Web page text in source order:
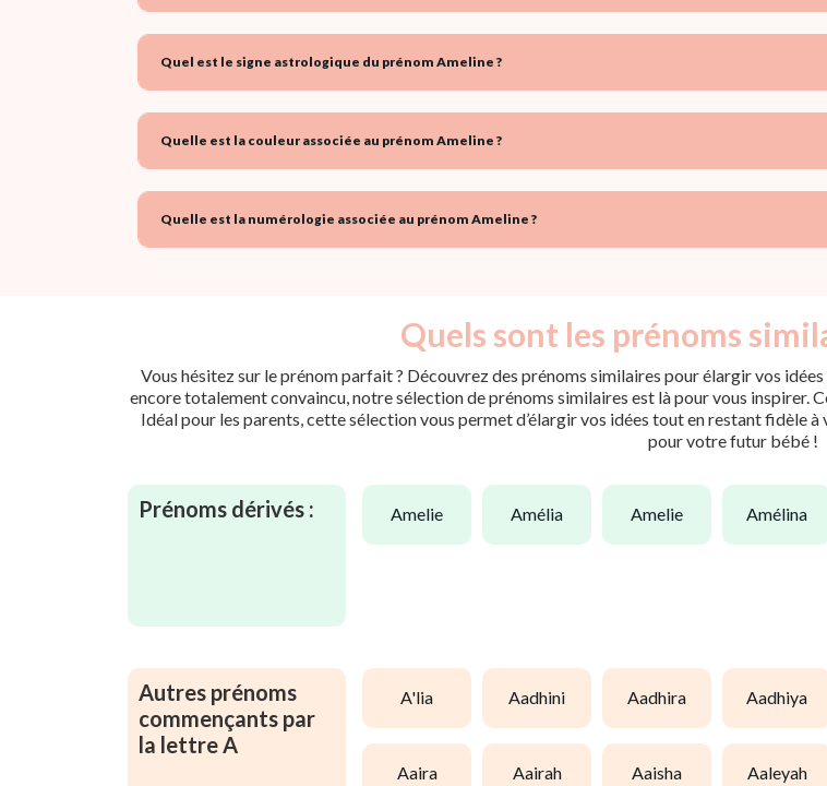
Quel est le signe astrologique du prénom Ameline ?
Quelle est la couleur associée au prénom Ameline ?
Quelle est la numérologie associée au prénom Ameline ?
Quels sont les prénoms
Vous hésitez sur le prénom parfait ? Découvrez des prénoms similaires pour élargir vos
encore totalement convaincu, notre sélection de prénoms similaires est là pour vous inspirer.
Idéal pour les parents, cette sélection vous permet d’élargir vos idées tout en restant fidèle
pour votre futur bébé !
Prénoms dérivés : amelie amélia amelie amélina
Autres prénoms
commençants par
la lettre A
a'lia aadhini aadhira aadhiya
aaira aairah aaisha aaleyah